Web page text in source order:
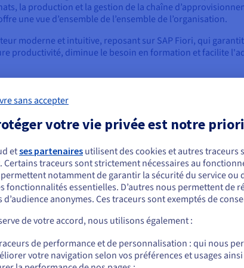
la production et la gestion de la chaîne
une vue d’ensemble de l’ensemble de l’organisation.
moderne et intuitive, reposant sur SAP Fiori, qui
productivité, diminue le besoin en formation et facilite
de
de
Fonctions métier intégrées
La plateforme intègre de manière fluide diverses
fonctions métier, telles que la finance, les ventes,
les achats, la production et la gestion de la chaîne
d’approvisionnement, dans un système unifié.
supprime les silos et offre une vue globale de
Dans les systèmes ERP traditionnels, ces fonctions
semblez être localisé en États-Unis.
commander, rendez-vous sur le site de votre pays (États-Unis) et
us.ovhcloud.com/learn Anglais USD - $
sans accepter
votre vie privée est notre
etses partenaires utilisent des cookies et autres traceurs
Certains traceurs sont strictement nécessaires au
notamment de garantir la sécurité du service ou
fonctionnalités essentielles. D’autres nous permettent de
d’audience anonymes. Ces traceurs sont exemptés de
de votre accord, nous utilisons également :
de performance et de personnalisation : qui nous
votre navigation selon vos préférences et usages